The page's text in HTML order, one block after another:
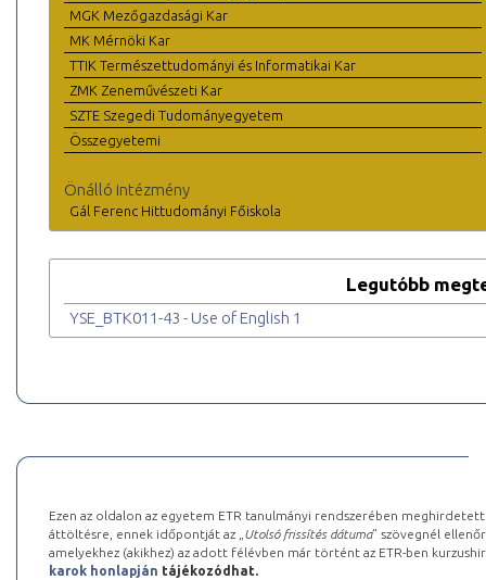
MGK Mezőgazdasági Kar
MK Mérnöki Kar
TTIK Természettudományi és Informatikai Kar
ZMK Zeneművészeti Kar
SZTE Szegedi Tudományegyetem
Összegyetemi
Önálló intézmény
Gál Ferenc Hittudományi Főiskola
Legutóbb
YSE_BTK011-43 - Use of English 1
Ezen az oldalon az egyetem ETR tanulmányi rendszerében
áttöltésre, ennek időpontját az „ Utolsó frissítés dátuma” szövegnél
amelyekhez (akikhez) az adott félévben már történt az ETR-ben
karok honlapján tájékozódhat.